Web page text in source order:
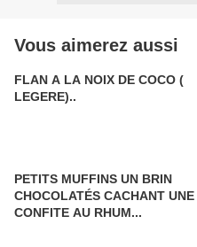
Vous aimerez aussi
FLAN A LA NOIX DE COCO (
LEGERE)..
PETITS MUFFINS UN BRIN
CHOCOLATÉS CACHANT UNE
CONFITE AU RHUM...